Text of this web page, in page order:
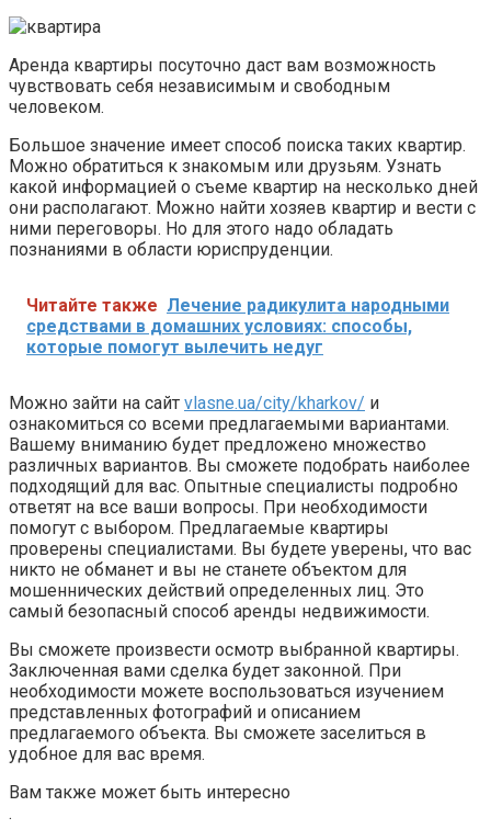
Аренда квартиры посуточно даст вам возможность
чувствовать себя независимым и свободным
человеком.
Большое значение имеет способ поиска таких квартир.
Можно обратиться к знакомым или друзьям. Узнать
какой информацией о съеме квартир на несколько дней
они располагают. Можно найти хозяев квартир и вести с
ними переговоры. Но для этого надо обладать
познаниями в области юриспруденции.
Читайте также Лечение радикулита народными
средствами в домашних условиях: способы,
которые помогут вылечить недуг
Можно зайти на сайт vlasne.ua/city/kharkov/ и
ознакомиться со всеми предлагаемыми вариантами.
Вашему вниманию будет предложено множество
различных вариантов. Вы сможете подобрать наиболее
подходящий для вас. Опытные специалисты подробно
ответят на все ваши вопросы. При необходимости
помогут с выбором. Предлагаемые квартиры
проверены специалистами. Вы будете уверены, что вас
никто не обманет и вы не станете объектом для
мошеннических действий определенных лиц. Это
самый безопасный способ аренды недвижимости.
Вы сможете произвести осмотр выбранной квартиры.
Заключенная вами сделка будет законной. При
необходимости можете воспользоваться изучением
представленных фотографий и описанием
предлагаемого объекта. Вы сможете заселиться в
удобное для вас время.
Вам также может быть интересно
.